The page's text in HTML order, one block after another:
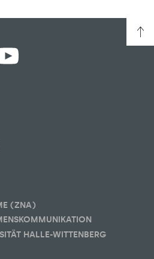
(ZNA)
HALLE-WITTENBERG